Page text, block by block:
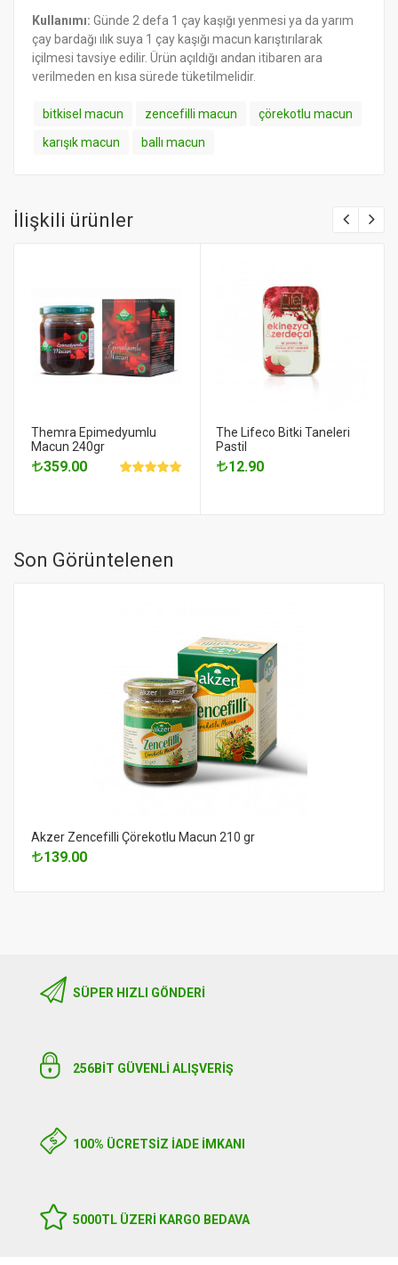
Kullanımı: Günde 2 defa 1 çay kaşığı yenmesi ya da yarım
çay bardağı ılık suya 1 çay kaşığı macun karıştırılarak
içilmesi tavsiye edilir. Ürün açıldığı andan itibaren ara
verilmeden en kısa sürede tüketilmelidir.
bitkisel macun zencefilli macun
çörekotlu macun
karışık macun
ballı macun
İlişkili ürünler
Themra Epimedyumlu
Macun 240gr
359.00
The Lifeco Bitki Taneleri
Pastil
12.90
Son Görüntelenen
Akzer Zencefilli Çörekotlu Macun 210 gr
139.00
SÜPER HIZLI GÖNDERI
256BIT GÜVENLİ ALIŞVERİŞ
100% ÜCRETSİZ İADE İMKANI
5000TL ÜZERI KARGO BEDAVA